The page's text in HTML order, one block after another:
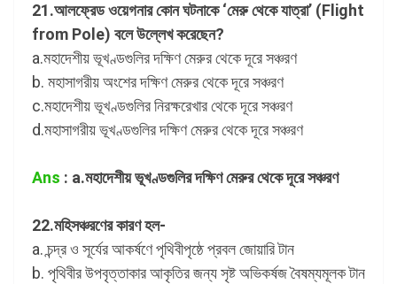
21.আলফ্রেড ওয়েগনার কোন ঘটনাকে ‘মেরু থেকে যাত্রা’ (Flight
from Pole) বলে উল্লেখ করেছেন?
a.মহাদেশীয় ভূখণ্ডগুলির দক্ষিণ মেরুর থেকে দূরে সঞ্চরণ
b. মহাসাগরীয় অংশের দক্ষিণ মেরুর থেকে দূরে সঞ্চরণ
c.মহাদেশীয় ভূখণ্ডগুলির নিরক্ষরেখার থেকে দূরে সঞ্চরণ
d.মহাসাগরীয় ভূখণ্ডগুলির দক্ষিণ মেরুর থেকে দূরে সঞ্চরণ
Ans : a.মহাদেশীয় ভূখণ্ডগুলির দক্ষিণ মেরুর থেকে দূরে সঞ্চরণ
22.মহিসঞ্চরণের কারণ হল-
a. চন্দ্র ও সূর্যের আকর্ষণে পৃথিবীপৃষ্ঠে প্রবল জোয়ারি টান
b. পৃথিবীর উপবৃত্তাকার আকৃতির জন্য সৃষ্ট অভিকর্ষজ বৈষম্যমূলক টান